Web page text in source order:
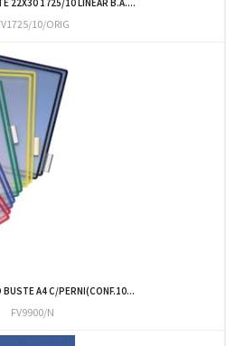
10/ORIG
BUSTE A4 C/PERNI(CONF.10...
FV9900/N